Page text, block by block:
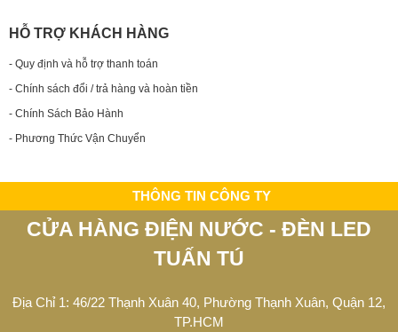
HỖ TRỢ KHÁCH HÀNG
- Quy định và hỗ trợ thanh toán
- Chính sách đổi / trả hàng và hoàn tiền
- Chính Sách Bảo Hành
- Phương Thức Vận Chuyển
THÔNG TIN CÔNG TY
CỬA HÀNG ĐIỆN NƯỚC - ĐÈN LED
TUẤN TÚ
Địa Chỉ 1: 46/22 Thạnh Xuân 40, Phường Thạnh Xuân, Quận 12,
TP.HCM